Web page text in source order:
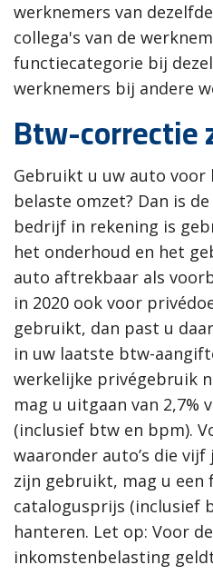
werknemers van
collega's van de
functiecategorie bij
werknemers bij andere
Btw-correctie
Gebruikt u uw auto voor
belaste omzet? Dan is
bedrijf in rekening is
het onderhoud en het
auto aftrekbaar als
in 2020 ook voor
gebruikt, dan past u
in uw laatste btw-
werkelijke privégebruik
mag u uitgaan van 2,7%
(inclusief btw en bpm).
waaronder auto’s die
zijn gebruikt, mag u een
catalogusprijs (inclusief
hanteren. Let op: Voor
inkomstenbelasting